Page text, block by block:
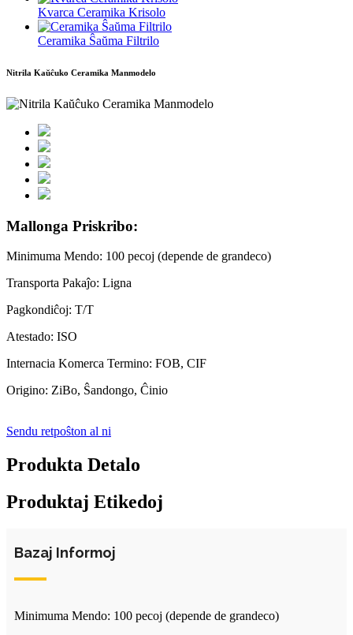
Kvarca Ceramika Krisolo
Ceramika Ŝaŭma Filtrilo
Nitrila Kaŭĉuko Ceramika Manmodelo
Mallonga Priskribo:
Minimuma Mendo: 100 pecoj (depende de grandeco)
Transporta Pakaĵo: Ligna
Pagkondiĉoj: T/T
Atestado: ISO
Internacia Komerca Termino: FOB, CIF
Origino: ZiBo, Ŝandongo, Ĉinio
Sendu retpoŝton al ni
Produkta Detalo
Produktaj Etikedoj
Bazaj Informoj
Minimuma Mendo: 100 pecoj (depende de grandeco)